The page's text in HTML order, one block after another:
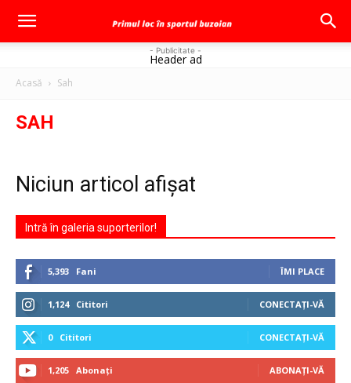
- Publicitate -
Header ad
Acasă Sah
SAH
Niciun articol afișat
Intră în galeria suporterilor!
5,393 Fani ÎMI PLACE
1,124 Cititori CONECTAȚI-VĂ
0 Cititori CONECTAȚI-VĂ
1,205 Abonați ABONAȚI-VĂ